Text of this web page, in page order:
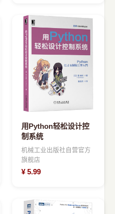
用Python轻松设计控
制系统
机械工业出版社自营官方
旗舰店
¥ 5.99